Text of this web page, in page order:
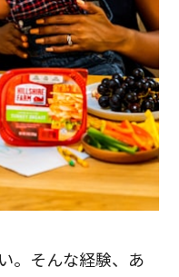
。そんな経験、あ